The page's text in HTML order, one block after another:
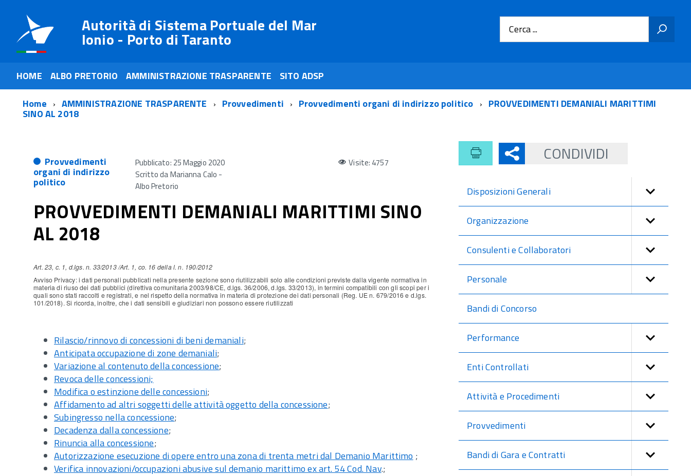
Autorità di Sistema Portuale del Mar
Ionio - Porto di Taranto Cerca ...
HOME ALBO PRETORIO AMMINISTRAZIONE TRASPARENTE
SITO ADSP
Home
AMMINISTRAZIONE TRASPARENTE Provvedimenti Provvedimenti organi di indirizzo politico PROVVEDIMENTI DEMANIALI MARITTIMI
SINO AL 2018
Provvedimenti
organi di indirizzo
politico
Pubblicato: 25 Maggio 2020
Scritto daMarianna Calo -
Albo Pretorio
Visite: 4757
PROVVEDIMENTI DEMANIALI MARITTIMI SINO
AL 2018
Art. 23, c. 1, d.lgs. n. 33/2013 /Art. 1, co. 16 della l. n. 190/2012
Avviso Privacy: i dati personali pubblicati nella presente sezione sono riutilizzabili solo alle condizioni previste dalla vigente normativa in
materia di riuso dei dati pubblici (direttiva comunitaria 2003/98/CE, d.lgs. 36/2006, d.lgs. 33/2013), in termini compatibili con gli scopi per i
quali sono stati raccolti e registrati, e nel rispetto della normativa in materia di protezione dei dati personali (Reg. UE n. 679/2016 e d.lgs.
101/2018). Si ricorda, inoltre, che i dati sensibili e giudiziari non possono essere riutilizzati
Rilascio/rinnovo di concessioni di beni demaniali;
Anticipata occupazione di zone demaniali;
Variazione al contenuto della concessione;
Revoca delle concessioni;
Modifica o estinzione delle concessioni;
Affidamento ad altri soggetti delle attività oggetto della concessione;
Subingresso nella concessione;
Decadenza dalla concessione;
Rinuncia alla concessione;
Autorizzazione esecuzione di opere entro una zona di trenta metri dal Demanio Marittimo ;
Verifica innovazioni/occupazioni abusive sul demanio marittimo ex art. 54 Cod. Nav.;
CONDIVIDI
Disposizioni Generali
Organizzazione
Consulenti e Collaboratori
Personale
Bandi di Concorso
Performance
Enti Controllati
Attività e Procedimenti
Provvedimenti
Bandi di Gara e Contratti